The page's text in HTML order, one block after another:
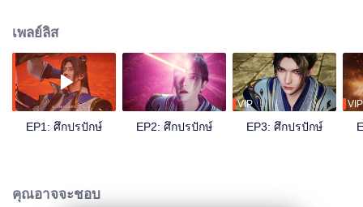
เพลย์ลิส
EP1: ศึกปรปักษ์ EP2: ศึกปรปักษ์
VIP
EP3: ศึกปรปักษ์
VIP
คุณอาจจะชอบ